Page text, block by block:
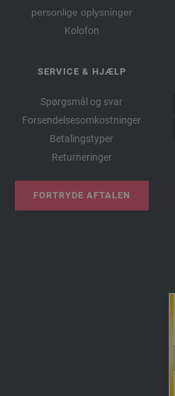
personlige oplysninger
Kolofon
SERVICE & HJÆLP
Spørgsmål og svar
Forsendelsesomkostninger
Betalingstyper
Returneringer
FORTRYDE AFTALEN